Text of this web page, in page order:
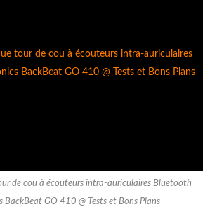
de cou à écouteurs intra-auriculaires Bluetooth
BackBeat GO 410 @ Tests et Bons Plans